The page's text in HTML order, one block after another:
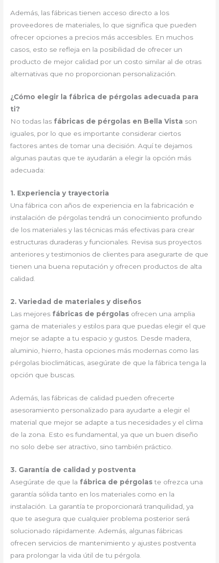
Además, las fábricas tienen acceso directo a los
proveedores de materiales, lo que significa que pueden
ofrecer opciones a precios más accesibles. En muchos
casos, esto se refleja en la posibilidad de ofrecer un
producto de mejor calidad por un costo similar al de otras
alternativas que no proporcionan personalización.
¿Cómo elegir la fábrica de pérgolas adecuada para
ti?
No todas las fábricas de pérgolas en Bella Vista son
iguales, por lo que es importante considerar ciertos
factores antes de tomar una decisión. Aquí te dejamos
algunas pautas que te ayudarán a elegir la opción más
adecuada:
1. Experiencia y trayectoria
Una fábrica con años de experiencia en la fabricación e
instalación de pérgolas tendrá un conocimiento profundo
de los materiales y las técnicas más efectivas para crear
estructuras duraderas y funcionales. Revisa sus proyectos
anteriores y testimonios de clientes para asegurarte de que
tienen una buena reputación y ofrecen productos de alta
calidad.
2. Variedad de materiales y diseños
Las mejores fábricas de pérgolas ofrecen una amplia
gama de materiales y estilos para que puedas elegir el que
mejor se adapte a tu espacio y gustos. Desde madera,
aluminio, hierro, hasta opciones más modernas como las
pérgolas bioclimáticas, asegúrate de que la fábrica tenga la
opción que buscas.
Además, las fábricas de calidad pueden ofrecerte
asesoramiento personalizado para ayudarte a elegir el
material que mejor se adapte a tus necesidades y el clima
de la zona. Esto es fundamental, ya que un buen diseño
no solo debe ser atractivo, sino también práctico.
3. Garantía de calidad y postventa
Asegúrate de que la fábrica de pérgolaste ofrezca una
garantía sólida tanto en los materiales como en la
instalación. La garantía te proporcionará tranquilidad, ya
que te asegura que cualquier problema posterior será
solucionado rápidamente. Además, algunas fábricas
ofrecen servicios de mantenimiento y ajustes postventa
para prolongar la vida útil de tu pérgola.